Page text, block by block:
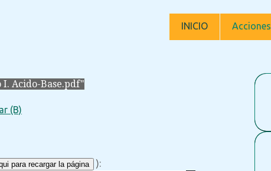
INICIO Acciones
I. Acido-Base.pdf"
(B)
para recargar la página ):